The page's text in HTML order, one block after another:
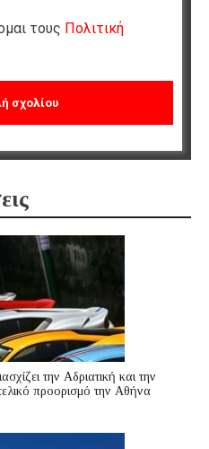
τους Πολιτική
την Αδριατική και την
προορισμό την Αθήνα